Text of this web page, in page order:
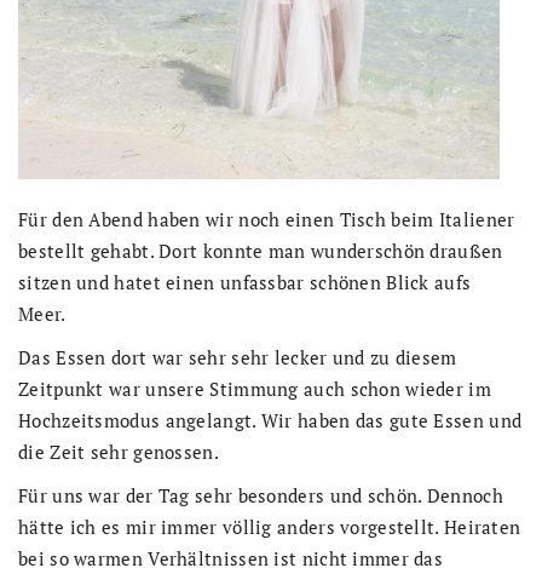
Für den Abend haben wir noch einen Tisch beim Italiener
bestellt gehabt. Dort konnte man wunderschön draußen
sitzen und hatet einen unfassbar schönen Blick aufs
Meer.
Das Essen dort war sehr sehr lecker und zu diesem
Zeitpunkt war unsere Stimmung auch schon wieder im
Hochzeitsmodus angelangt. Wir haben das gute Essen und
die Zeit sehr genossen.
Für uns war der Tag sehr besonders und schön. Dennoch
hätte ich es mir immer völlig anders vorgestellt. Heiraten
bei so warmen Verhältnissen ist nicht immer das